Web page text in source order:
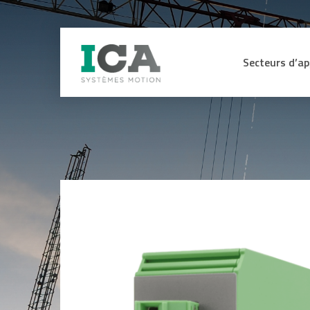
Secteurs
Secteur Médical
Energie
Industrie du
Capteurs d’efforts et de couple
Anémomètres
Inclinomètres